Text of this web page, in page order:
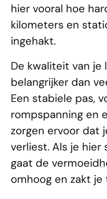
hier vooral hoe
kilometers en
ingehakt.
De kwaliteit van je
belangrijker dan
Een stabiele pas,
rompspanning en
zorgen ervoor dat
verliest. Als je hier
gaat de
omhoog en zakt